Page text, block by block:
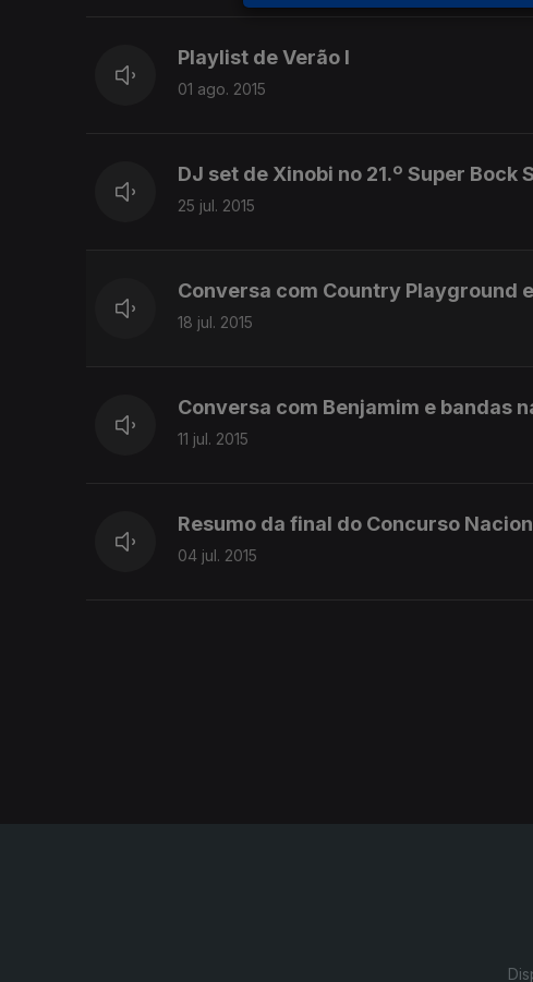
Playlist de Verão I
01 ago. 2015
DJ set de Xinobi no 21.º Super Bock
25 jul. 2015
Conversa com Country Playground
18 jul. 2015
Conversa com Benjamim e bandas
11 jul. 2015
Resumo da final do Concurso
04 jul. 2015